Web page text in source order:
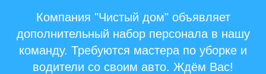
Компания "Чистый дом" объявляет
дополнительный набор персонала в нашу
команду. Требуются мастера по уборке и
водители со своим авто. Ждём Вас!